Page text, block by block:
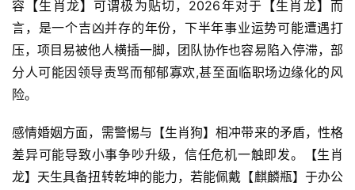
容【生肖龙】可谓极为贴切，2026年对于【生肖龙】而
言，是一个吉凶并存的年份，下半年事业运势可能遭遇打
压，项目易被他人横插一脚，团队协作也容易陷入停滞，部
分人可能因领导责骂而郁郁寡欢,甚至面临职场边缘化的风
险。
感情婚姻方面，需警惕与【生肖狗】相冲带来的矛盾，性格
差异可能导致小事争吵升级，信任危机一触即发。【生肖
龙】天生具备扭转乾坤的能力，若能佩戴【麒麟瓶】于办公